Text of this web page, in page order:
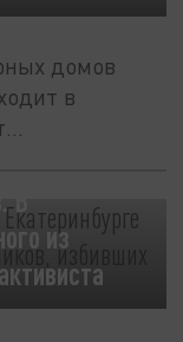
домов
в
из